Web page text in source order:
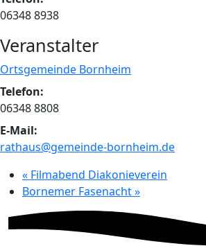
06348 8938
Veranstalter
Ortsgemeinde Bornheim
Telefon:
06348 8808
E-Mail:
rathaus@gemeinde-bornheim.de
« Filmabend Diakonieverein
Bornemer Fasenacht»